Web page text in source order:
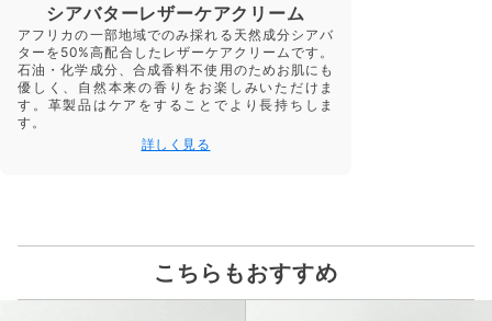
シアバターレザーケアクリーム
アフリカの一部地域でのみ採れる天然成分シアバ
ターを50%高配合したレザーケアクリームです。
石油・化学成分、合成香料不使用のためお肌にも
優しく、自然本来の香りをお楽しみいただけま
す。革製品はケアをすることでより長持ちしま
す。
詳しく見る
こちらもおすすめ